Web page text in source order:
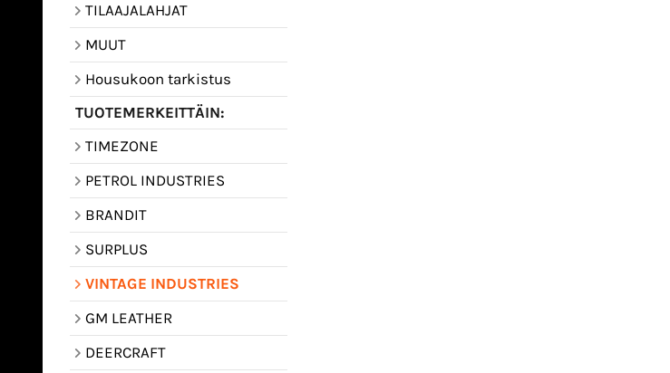
TILAAJALAHJAT
MUUT
Housukoon tarkistus
TUOTEMERKEITTÄIN:
TIMEZONE
PETROL INDUSTRIES
BRANDIT
SURPLUS
VINTAGE INDUSTRIES
GM LEATHER
DEERCRAFT